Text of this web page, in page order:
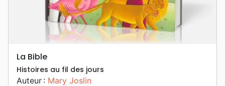
La Bible
Histoires au fil des jours
Auteur : Mary Joslin